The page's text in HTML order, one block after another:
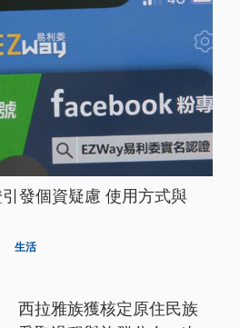
發個資疑慮 使用方式與
生活
西拉雅族獲核定原住民族